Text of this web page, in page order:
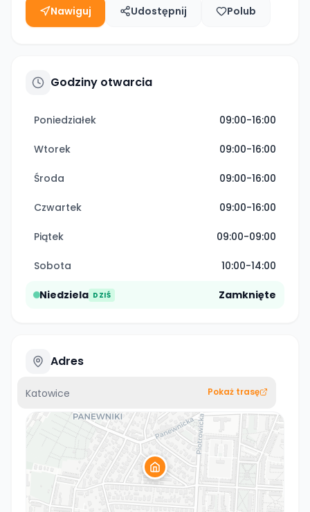
Nawiguj Udostępnij Polub
Godziny otwarcia
Poniedziałek 09:00-16:00
Wtorek 09:00-16:00
Środa 09:00-16:00
Czwartek 09:00-16:00
Piątek 09:00-09:00
Sobota 10:00-14:00
Niedziela DZIŚ Zamknięte
Adres
Katowice Pokaż trasę